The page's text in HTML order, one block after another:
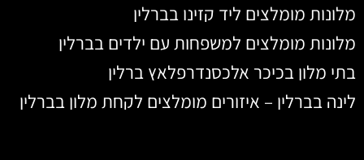
מלונות מומלצים ליד קזינו בברלין
מלונות מומלצים למשפחות עם ילדים בברלין
בתי מלון בכיכר אלכסנדרפלאץ ברלין
לינה בברלין – איזורים מומלצים לקחת מלון בברלין